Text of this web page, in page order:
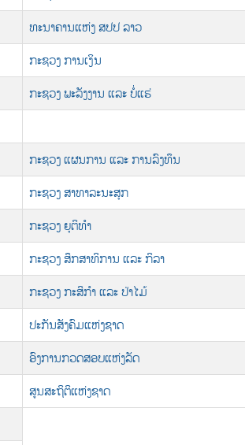
ທະນາຄານແຫ່ງ ສປປ ລາວ
ກະຊວງ ການເງິນ
ກະຊວງ ພະລັງງານ ແລະ ບໍ່ແຮ່
ກະຊວງ ແຜນການ ແລະ ການລົງທຶນ
ກະຊວງ ສາທາລະນະສຸກ
ກະຊວງ ຍຸຕິທຳ
ກະຊວງ ສຶກສາທິການ ແລະ ກິລາ
ກະຊວງ ກະສິກຳ ແລະ ປ່າໄມ້
ປະກັນສັງຄົມແຫ່ງຊາດ
ອົງການກວດສອບແຫ່ງລັດ
ສູນສະຖິຕິແຫ່ງຊາດ